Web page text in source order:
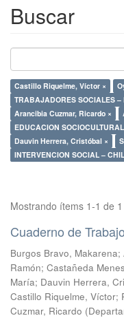
Buscar
Castillo Riquelme, Víctor ×
TRABAJADORES SOCIALES –
Arancibia Cuzmar, Ricardo ×
EDUCACION
Dauvin Herrera, Cristóbal ×
INTERVENCION SOCIAL –
Mostrando ítems 1-1 de 1
Cuaderno de
Burgos Bravo, Makarena;
Ramón; Castañeda
María; Dauvin Herrera,
Castillo Riquelme, Víctor;
Cuzmar, Ricardo (